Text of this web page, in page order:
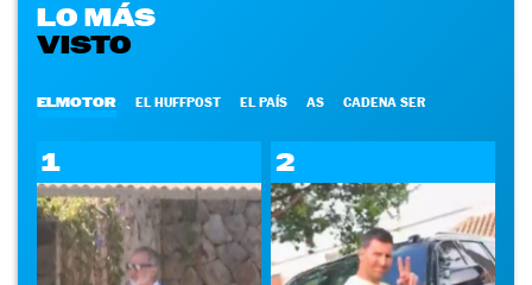
LO MÁS
VISTO
ELMOTOR EL HUFFPOST EL PAÍS AS CADENA SER
1 2